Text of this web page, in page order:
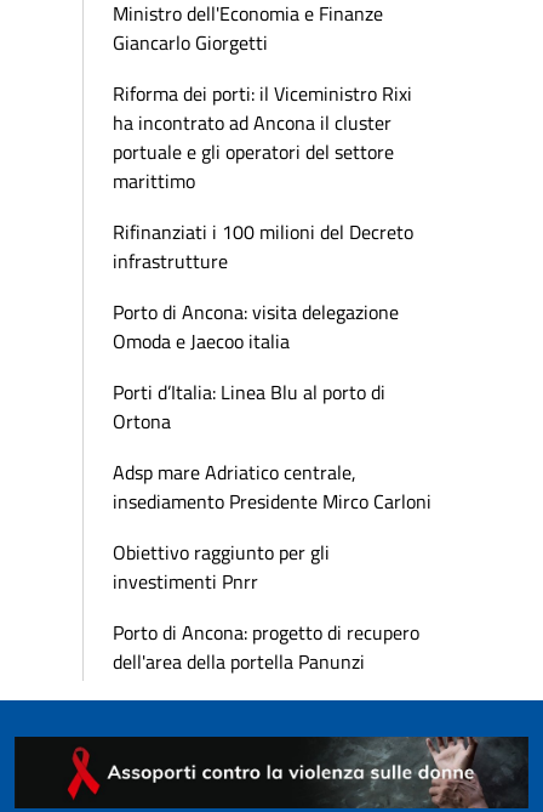
Ministro dell'Economia e Finanze
Giancarlo Giorgetti
Riforma dei porti: il Viceministro Rixi
ha incontrato ad Ancona il cluster
portuale e gli operatori del settore
marittimo
Rifinanziati i 100 milioni del Decreto
infrastrutture
Porto di Ancona: visita delegazione
Omoda e Jaecoo italia
Porti d’Italia: Linea Blu al porto di
Ortona
Adsp mare Adriatico centrale,
insediamento Presidente Mirco Carloni
Obiettivo raggiunto per gli
investimenti Pnrr
Porto di Ancona: progetto di recupero
dell'area della portella Panunzi